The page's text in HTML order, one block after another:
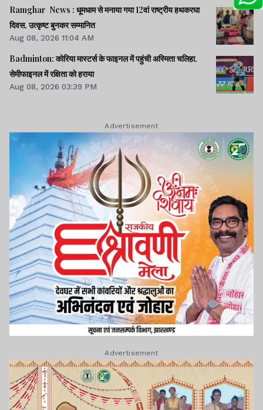
Ramghar News : धूमधाम से मनाया गया 12वां राष्ट्रीय हथकरघा
दिवस, उत्कृष्ट बुनकर सम्मानित
Aug 08, 2026 11:04 AM
Badminton: कोरिया मास्टर्स के फाइनल में पहुंची अस्मिता चलिहा,
सेमीफाइनल में रक्षिता को हराया
Aug 08, 2026 03:39 PM
Advertisement
Advertisement